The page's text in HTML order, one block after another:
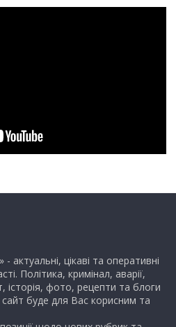
актуальні, цікаві та оперативні
Політика, кримінал, аварії,
історія, фото, рецепти та блоги
буде для Вас корисним та